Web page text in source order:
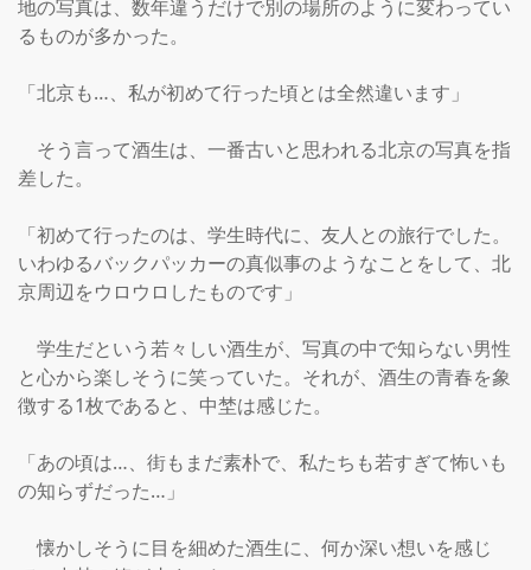
地の写真は、数年違うだけで別の場所のように変わってい
るものが多かった。
「北京も…、私が初めて行った頃とは全然違います」
そう言って酒生は、一番古いと思われる北京の写真を指
差した。
「初めて行ったのは、学生時代に、友人との旅行でした。
いわゆるバックパッカーの真似事のようなことをして、北
京周辺をウロウロしたものです」
学生だという若々しい酒生が、写真の中で知らない男性
と心から楽しそうに笑っていた。それが、酒生の青春を象
徴する1枚であると、中埜は感じた。
「あの頃は…、街もまだ素朴で、私たちも若すぎて怖いも
の知らずだった…」
懐かしそうに目を細めた酒生に、何か深い想いを感じ